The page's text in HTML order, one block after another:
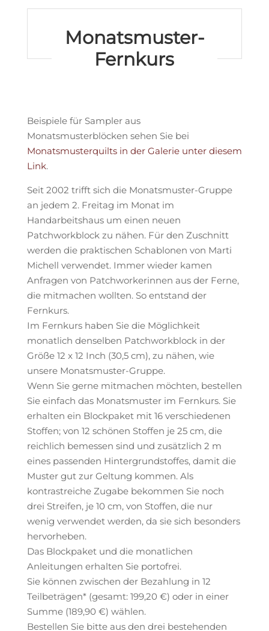
Monatsmuster-
Fernkurs
Beispiele für Sampler aus
Monatsmusterblöcken sehen Sie bei
Monatsmusterquilts in der Galerie unter diesem
Link.
Seit 2002 trifft sich die Monatsmuster-Gruppe
an jedem 2. Freitag im Monat im
Handarbeitshaus um einen neuen
Patchworkblock zu nähen. Für den Zuschnitt
werden die praktischen Schablonen von Marti
Michell verwendet. Immer wieder kamen
Anfragen von Patchworkerinnen aus der Ferne,
die mitmachen wollten. So entstand der
Fernkurs.
Im Fernkurs haben Sie die Möglichkeit
monatlich denselben Patchworkblock in der
Größe 12 x 12 Inch (30,5 cm), zu nähen, wie
unsere Monatsmuster-Gruppe.
Wenn Sie gerne mitmachen möchten, bestellen
Sie einfach das Monatsmuster im Fernkurs. Sie
erhalten ein Blockpaket mit 16 verschiedenen
Stoffen; von 12 schönen Stoffen je 25 cm, die
reichlich bemessen sind und zusätzlich 2 m
eines passenden Hintergrundstoffes, damit die
Muster gut zur Geltung kommen. Als
kontrastreiche Zugabe bekommen Sie noch
drei Streifen, je 10 cm, von Stoffen, die nur
wenig verwendet werden, da sie sich besonders
hervorheben.
Das Blockpaket und die monatlichen
Anleitungen erhalten Sie portofrei.
Sie können zwischen der Bezahlung in 12
Teilbeträgen* (gesamt: 199,20 €) oder in einer
Summe (189,90 €) wählen.
Bestellen Sie bitte aus den drei bestehenden